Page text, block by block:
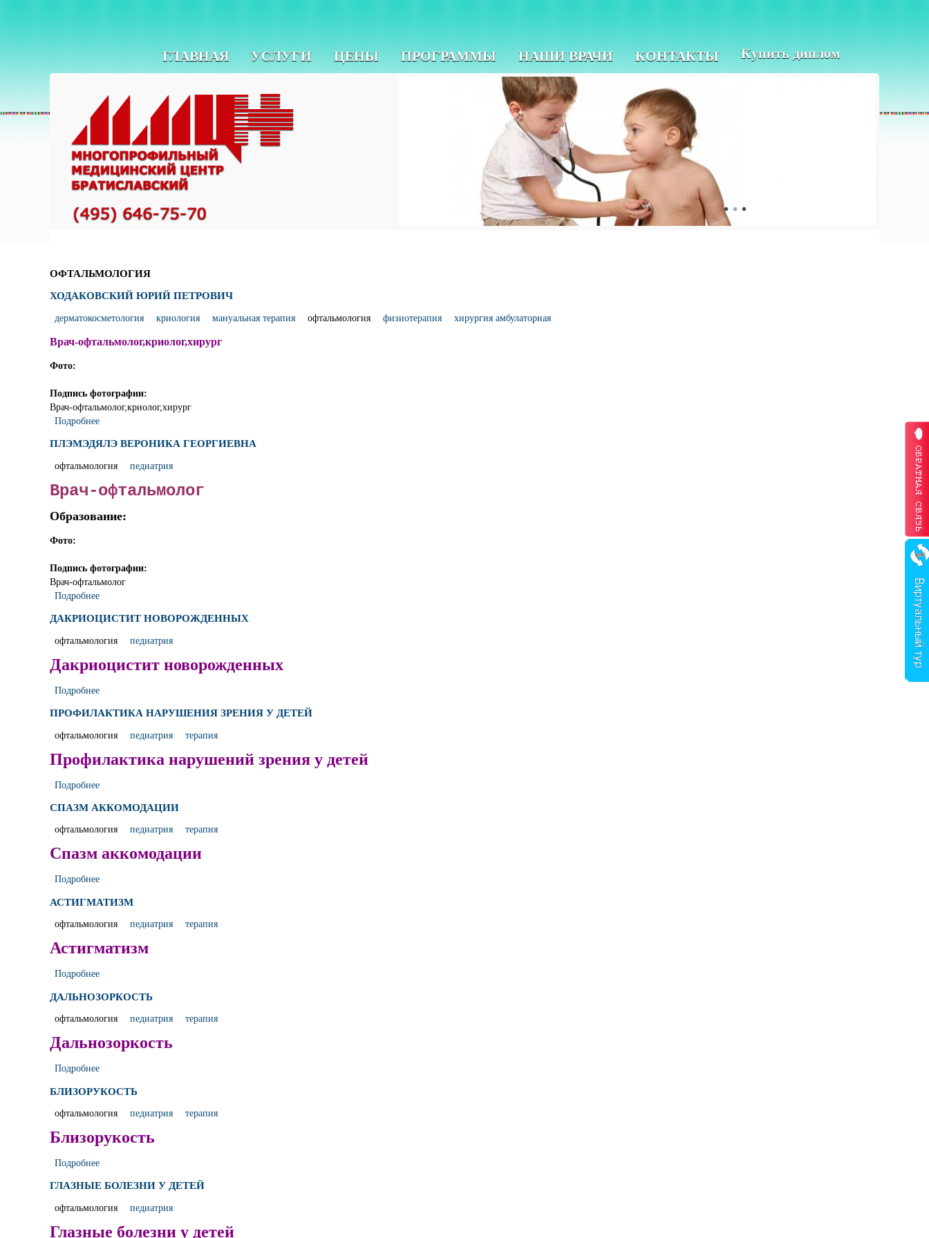
ГЛАВНАЯ УСЛУГИ ЦЕНЫ ПРОГРАММЫ НАШИ ВРАЧИ КОНТАКТЫ Купить диплом
ОФТАЛЬМОЛОГИЯ
ХОДАКОВСКИЙ ЮРИЙ ПЕТРОВИЧ
дерматокосметология криология мануальная терапия офтальмология физиотерапия хирургия амбулаторная
Врач-офтальмолог,криолог,хирург
Фото:
Подпись фотографии:
Врач-офтальмолог,криолог,хирург
Подробнее
ПЛЭМЭДЯЛЭ ВЕРОНИКА ГЕОРГИЕВНА
офтальмология педиатрия
Врач-офтальмолог
Образование:
Фото:
Подпись фотографии:
Врач-офтальмолог
Подробнее
ДАКРИОЦИСТИТ НОВОРОЖДЕННЫХ
офтальмология педиатрия
Дакриоцистит новорожденных
Подробнее
ПРОФИЛАКТИКА НАРУШЕНИЯ ЗРЕНИЯ У ДЕТЕЙ
офтальмология педиатрия терапия
Профилактика нарушений зрения у детей
Подробнее
СПАЗМ АККОМОДАЦИИ
офтальмология педиатрия терапия
Спазм аккомодации
Подробнее
АСТИГМАТИЗМ
офтальмология педиатрия терапия
Астигматизм
Подробнее
ДАЛЬНОЗОРКОСТЬ
офтальмология педиатрия терапия
Дальнозоркость
Подробнее
БЛИЗОРУКОСТЬ
офтальмология педиатрия терапия
Близорукость
Подробнее
ГЛАЗНЫЕ БОЛЕЗНИ У ДЕТЕЙ
офтальмология педиатрия
Глазные болезни у детей